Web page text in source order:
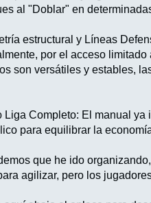
al "Doblar" en
estructural y Líneas
por el acceso
son versátiles y estables,
Completo: El manual ya
para equilibrar la
que he ido
agilizar, pero los